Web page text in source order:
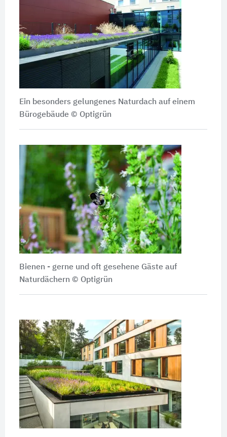
Ein besonders gelungenes Naturdach auf einem
Bürogebäude © Optigrün
Bienen - gerne und oft gesehene Gäste auf
Naturdächern © Optigrün